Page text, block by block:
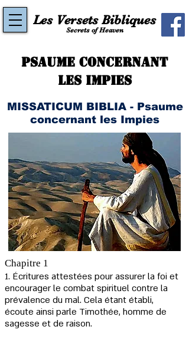
Les Versets Bibliques
Secrets of Heaven
Psaume concernant
les Impies
MISSATICUM BIBLIA - Psaume
concernant les Impies
Chapitre 1
1. Écritures attestées pour assurer la foi et
encourager le combat spirituel contre la
prévalence du mal. Cela étant établi,
écoute ainsi parle Timothée, homme de
sagesse et de raison.